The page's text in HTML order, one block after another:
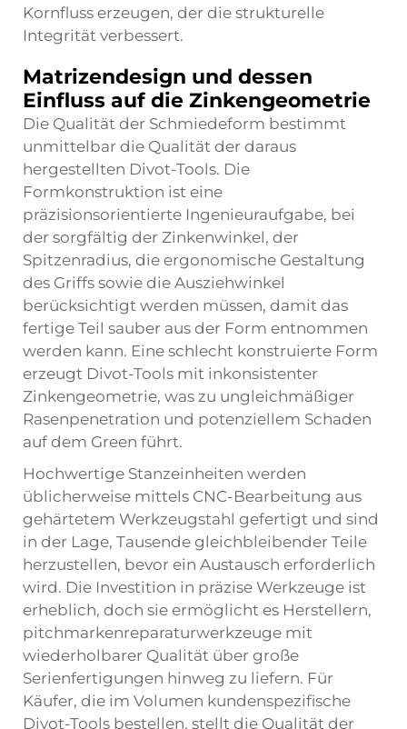
Kornfluss erzeugen, der die strukturelle
Integrität verbessert.
Matrizendesign und dessen
Einfluss auf die Zinkengeometrie
Die Qualität der Schmiedeform bestimmt
unmittelbar die Qualität der daraus
hergestellten Divot-Tools. Die
Formkonstruktion ist eine
präzisionsorientierte Ingenieuraufgabe, bei
der sorgfältig der Zinkenwinkel, der
Spitzenradius, die ergonomische Gestaltung
des Griffs sowie die Ausziehwinkel
berücksichtigt werden müssen, damit das
fertige Teil sauber aus der Form entnommen
werden kann. Eine schlecht konstruierte Form
erzeugt Divot-Tools mit inkonsistenter
Zinkengeometrie, was zu ungleichmäßiger
Rasenpenetration und potenziellem Schaden
auf dem Green führt.
Hochwertige Stanzeinheiten werden
üblicherweise mittels CNC-Bearbeitung aus
gehärtetem Werkzeugstahl gefertigt und sind
in der Lage, Tausende gleichbleibender Teile
herzustellen, bevor ein Austausch erforderlich
wird. Die Investition in präzise Werkzeuge ist
erheblich, doch sie ermöglicht es Herstellern,
pitchmarkenreparaturwerkzeuge mit
wiederholbarer Qualität über große
Serienfertigungen hinweg zu liefern. Für
Käufer, die im Volumen kundenspezifische
Divot-Tools bestellen, stellt die Qualität der